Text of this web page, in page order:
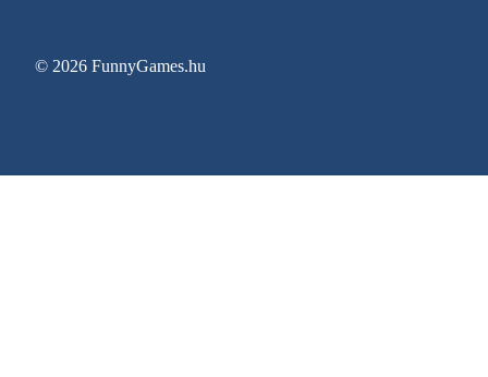
© 2026 FunnyGames.hu
Adatvédelem